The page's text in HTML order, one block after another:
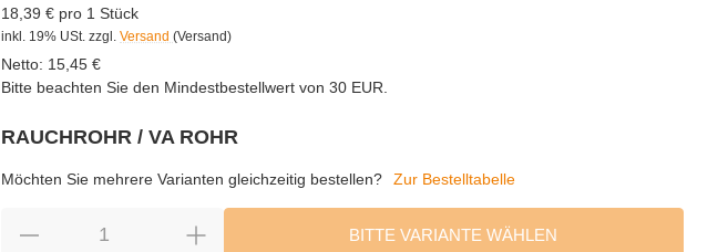
18,39 € pro 1 Stück
inkl. 19% USt. zzgl. Versand (Versand)
Netto: 15,45 €
Bitte beachten Sie den Mindestbestellwert von 30 EUR.
RAUCHROHR / VA ROHR
Möchten Sie mehrere Varianten gleichzeitig bestellen?
Zur Bestelltabelle
BITTE VARIANTE WÄHLEN